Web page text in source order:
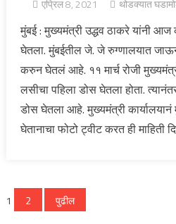
एप्रिल 8, 2021 थोडक्यात
मुंबई : मुख्यमंत्री उद्धव ठाकरे यांनी आज
घेतला. मुंबईतील जे. जे रुग्णालयात
करुन घेतलं आहे. ११ मार्च रोजी
लसीचा पहिला डोस घेतला होता.
डोस घेतला आहे. मुख्यमंत्री कार्यालयानं
घेतानाचा फोटो ट्वीट करत ही माहिती
पोस्ट्स
1 2 पुढील